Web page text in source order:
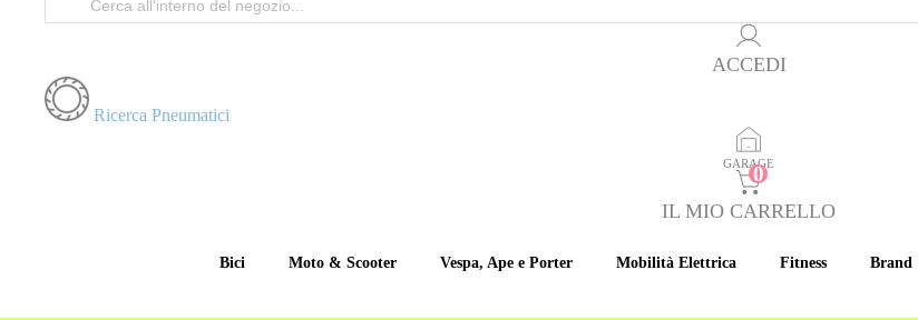
ACCEDI
Ricerca Pneumatici
GARAGE
IL MIO CARRELLO
Bici Moto & Scooter Vespa, Ape e Porter Mobilità Elettrica Fitness Brand